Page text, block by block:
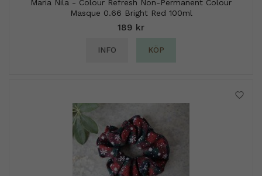
Maria Nila - Colour Refresh Non-Permanent Colour
Masque 0.66 Bright Red 100ml
189 kr
INFO KÖP